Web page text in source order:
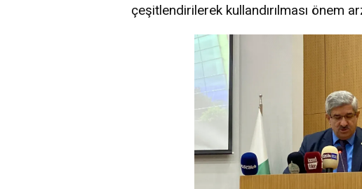
çeşitlendirilerek kullandırılması önem